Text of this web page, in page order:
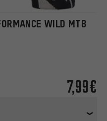
WILD MTB
7,99€